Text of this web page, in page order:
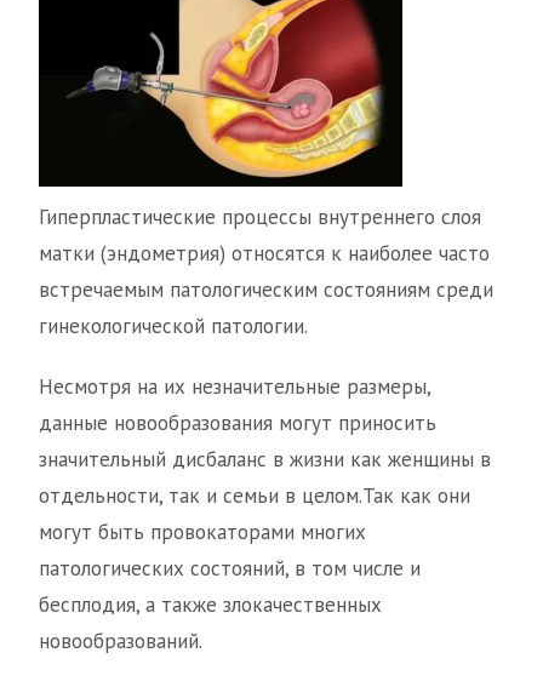
Гиперпластические процессы внутреннего слоя
матки (эндометрия) относятся к наиболее часто
встречаемым патологическим состояниям среди
гинекологической патологии.
Несмотря на их незначительные размеры,
данные новообразования могут приносить
значительный дисбаланс в жизни как женщины в
отдельности, так и семьи в целом.Так как они
могут быть провокаторами многих
патологических состояний, в том числе и
бесплодия, а также злокачественных
новообразований.